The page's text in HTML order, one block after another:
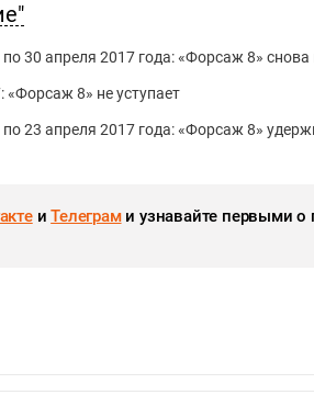
30 апреля 2017 года: «Форсаж 8» снова
«Форсаж 8» не уступает
23 апреля 2017 года: «Форсаж 8»
иТелеграми узнавайте первыми о